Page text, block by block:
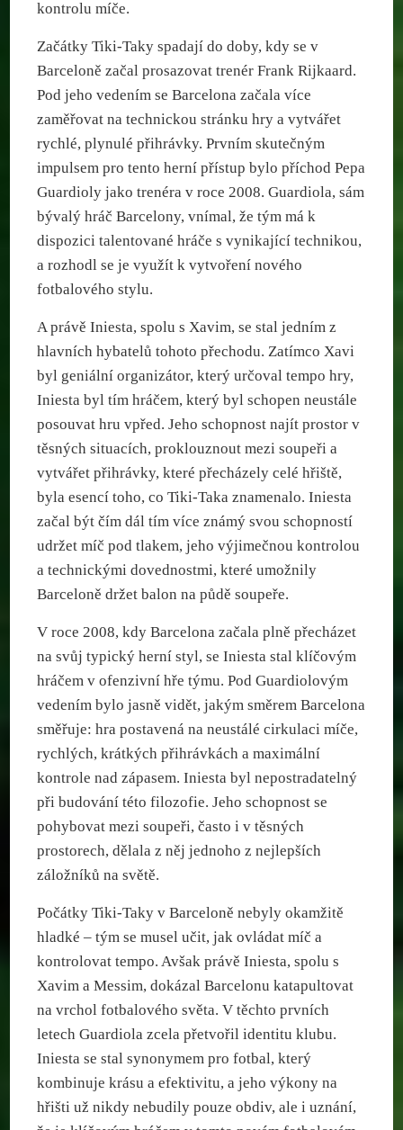
kontrolu míče.
Začátky Tiki-Taky spadají do doby, kdy se v
Barceloně začal prosazovat trenér Frank Rijkaard.
Pod jeho vedením se Barcelona začala více
zaměřovat na technickou stránku hry a vytvářet
rychlé, plynulé přihrávky. Prvním skutečným
impulsem pro tento herní přístup bylo příchod Pepa
Guardioly jako trenéra v roce 2008. Guardiola, sám
bývalý hráč Barcelony, vnímal, že tým má k
dispozici talentované hráče s vynikající technikou,
a rozhodl se je využít k vytvoření nového
fotbalového stylu.
A právě Iniesta, spolu s Xavim, se stal jedním z
hlavních hybatelů tohoto přechodu. Zatímco Xavi
byl geniální organizátor, který určoval tempo hry,
Iniesta byl tím hráčem, který byl schopen neustále
posouvat hru vpřed. Jeho schopnost najít prostor v
těsných situacích, proklouznout mezi soupeři a
vytvářet přihrávky, které přecházely celé hřiště,
byla esencí toho, co Tiki-Taka znamenalo. Iniesta
začal být čím dál tím více známý svou schopností
udržet míč pod tlakem, jeho výjimečnou kontrolou
a technickými dovednostmi, které umožnily
Barceloně držet balon na půdě soupeře.
V roce 2008, kdy Barcelona začala plně přecházet
na svůj typický herní styl, se Iniesta stal klíčovým
hráčem v ofenzivní hře týmu. Pod Guardiolovým
vedením bylo jasně vidět, jakým směrem Barcelona
směřuje: hra postavená na neustálé cirkulaci míče,
rychlých, krátkých přihrávkách a maximální
kontrole nad zápasem. Iniesta byl nepostradatelný
při budování této filozofie. Jeho schopnost se
pohybovat mezi soupeři, často i v těsných
prostorech, dělala z něj jednoho z nejlepších
záložníků na světě.
Počátky Tiki-Taky v Barceloně nebyly okamžitě
hladké – tým se musel učit, jak ovládat míč a
kontrolovat tempo. Avšak právě Iniesta, spolu s
Xavim a Messim, dokázal Barcelonu katapultovat
na vrchol fotbalového světa. V těchto prvních
letech Guardiola zcela přetvořil identitu klubu.
Iniesta se stal synonymem pro fotbal, který
kombinuje krásu a efektivitu, a jeho výkony na
hřišti už nikdy nebudily pouze obdiv, ale i uznání,